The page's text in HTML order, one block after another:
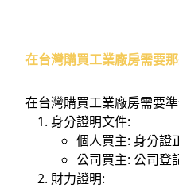
在台灣購買工業廠房需要
在台灣購買工業廠房需要
身分證明文件:
個人買主: 身分證
公司買主: 公司登
財力證明: